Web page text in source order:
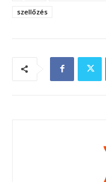
szellőzés